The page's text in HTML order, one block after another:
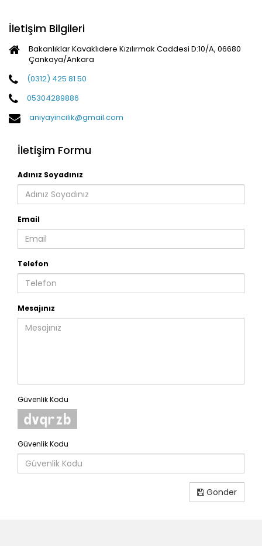
İletişim Bilgileri
Bakanlıklar Kavaklıdere Kızılırmak Caddesi D:10/A, 06680
Çankaya/Ankara
(0312) 425 81 50
05304289886
aniyayincilik@gmail.com
İletişim Formu
Adınız Soyadınız
Email
Telefon
Mesajınız
Güvenlik Kodu
Güvenlik Kodu
Gönder